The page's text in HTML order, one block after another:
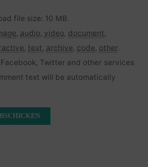
file size: 10 MB.
, audio, video, document,
, text, archive, code, other.
Twitter and other services
text will be automatically